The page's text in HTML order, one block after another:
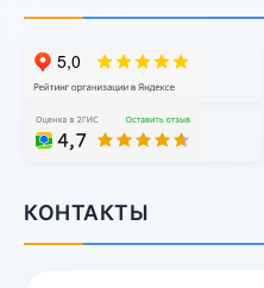
КОНТАКТЫ